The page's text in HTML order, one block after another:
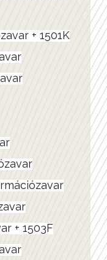
+ 1501K
+ 1503F